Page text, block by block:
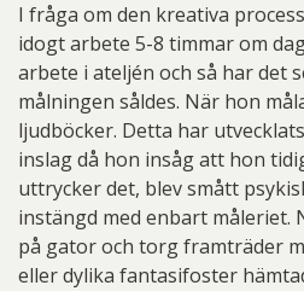
I fråga om den kreativa
idogt arbete 5-8 timmar om
arbete i ateljén och så har det
målningen såldes. När hon
ljudböcker. Detta har
inslag då hon insåg att hon
uttrycker det, blev smått
instängd med enbart måleriet.
på gator och torg framträder
eller dylika fantasifoster